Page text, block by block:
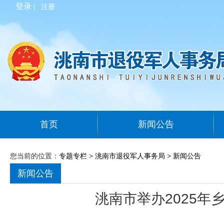
登录 | 注册
首页 新闻公告
您当前的位置： 专题专栏 > 洮南市退役军人事务局 > 新闻公告
新闻公告
洮南市举办2025年